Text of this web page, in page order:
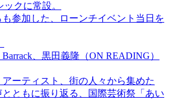
クに常設。
参加した、ローンチイベント当日を
、黒田義隆（ON READING）
ーティスト、街の人々から集めた
ともに振り返る、国際芸術祭「あい